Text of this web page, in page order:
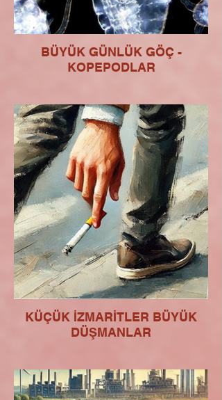
BÜYÜK GÜNLÜK GÖÇ -
KOPEPODLAR
KÜÇÜK İZMARİTLER BÜYÜK
DÜŞMANLAR